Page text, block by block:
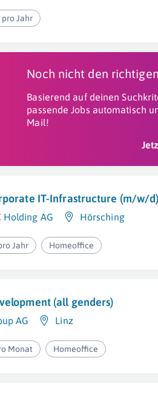
pro Jahr
Noch nicht den
Basierend auf deinen
passende Jobs automatisch
Mail!
IT-Infrastructure (m/w/d)
Holding AG Hörsching
Jahr Homeoffice
(all genders)
AG Linz
Monat Homeoffice